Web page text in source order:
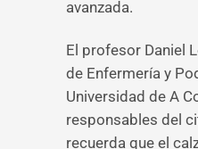
avanzada.
El profesor Daniel
de Enfermería y
Universidad de A
responsables del
recuerda que el